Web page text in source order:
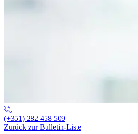
(+351) 282 458 509
Zurück zur Bulletin-Liste